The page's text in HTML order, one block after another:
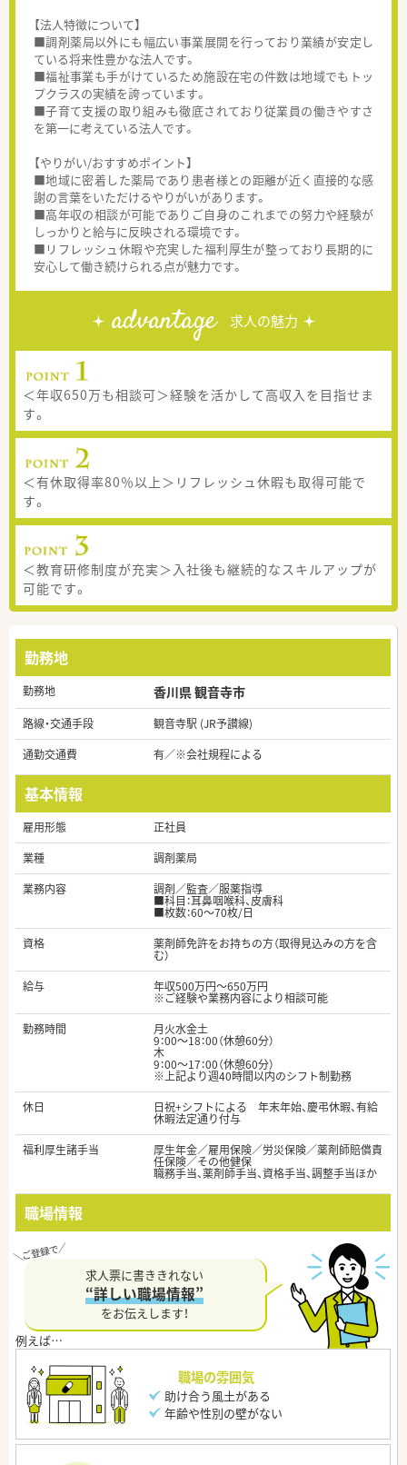
【法人特徴について】
■調剤薬局以外にも幅広い事業展開を行っており業績が安定し
ている将来性豊かな法人です。
■福祉事業も手がけているため施設在宅の件数は地域でもトッ
プクラスの実績を誇っています。
■子育て支援の取り組みも徹底されており従業員の働きやすさ
を第一に考えている法人です。
【やりがい/おすすめポイント】
■地域に密着した薬局であり患者様との距離が近く直接的な感
謝の言葉をいただけるやりがいがあります。
■高年収の相談が可能でありご自身のこれまでの努力や経験が
しっかりと給与に反映される環境です。
■リフレッシュ休暇や充実した福利厚生が整っており長期的に
安心して働き続けられる点が魅力です。
advantage 求人の魅力
＜年収650万も相談可＞経験を活かして高収入を目指せま
す。
＜有休取得率80％以上＞リフレッシュ休暇も取得可能で
す。
＜教育研修制度が充実＞入社後も継続的なスキルアップが
可能です。
勤務地
勤務地 香川県 観音寺市
路線・交通手段
観音寺駅 (JR予讃線)
通勤交通費
有／※会社規程による
基本情報
雇用形態
正社員
業種
調剤薬局
業務内容
調剤／監査／服薬指導
■科目：耳鼻咽喉科、皮膚科
■枚数：60～70枚/日
資格
薬剤師免許をお持ちの方（取得見込みの方を含
む）
給与
年収500万円～650万円
※ご経験や業務内容により相談可能
勤務時間
月火水金土
9：00～18：00（休憩60分）
木
9：00～17：00（休憩60分）
※上記より週40時間以内のシフト制勤務
休日
日祝+シフトによる 年末年始、慶弔休暇、有給
休暇法定通り付与
福利厚生諸手当
厚生年金／雇用保険／労災保険／薬剤師賠償責
任保険／その他健保
職務手当、薬剤師手当、資格手当、調整手当ほか
職場情報
求人票に書ききれない
“詳しい職場情報”
をお伝えします！
職場の雰囲気
助け合う風土がある
年齢や性別の壁がない